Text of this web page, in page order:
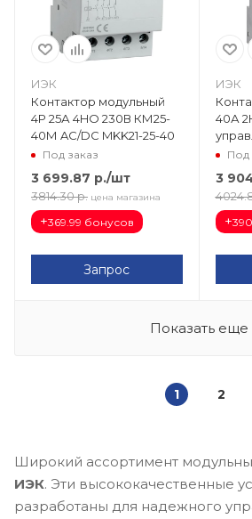
ИЭК
Контактор модульный
4Р 25А 4HO 230В КМ25-
40М AC/DC MKK21-25-40
Под заказ
3 699.87 р./шт
3814.30 р. цена магазина
+369.99 бонусов
Запрос
ИЭК
40А
Под
3
+
Показать еще
1 2
Широкий ассортимент
ИЭК. Эти высококачественные
разработаны для надежного